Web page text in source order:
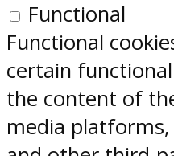
Functional
Functional
certain
the content of
media